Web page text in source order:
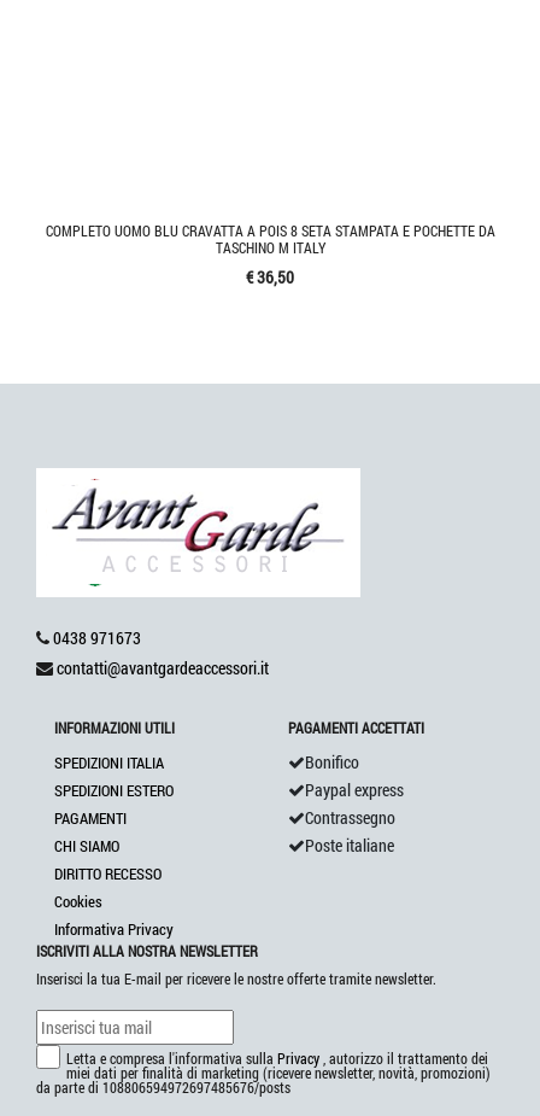
COMPLETO UOMO BLU CRAVATTA A POIS 8 SETA STAMPATA E POCHETTE DA
TASCHINO M ITALY
€ 36,50
0438 971673
contatti@avantgardeaccessori.it
INFORMAZIONI UTILI
SPEDIZIONI ITALIA
SPEDIZIONI ESTERO
PAGAMENTI
CHI SIAMO
DIRITTO RECESSO
Cookies
Informativa Privacy
PAGAMENTI ACCETTATI
Bonifico
Paypal express
Contrassegno
Poste italiane
ISCRIVITI ALLA NOSTRA NEWSLETTER
Inserisci la tua E-mail per ricevere le nostre offerte tramite newsletter.
Letta e compresa l'informativa sulla Privacy, autorizzo il trattamento dei
miei dati per finalità di marketing (ricevere newsletter, novità, promozioni)
da parte di 108806594972697485676/posts